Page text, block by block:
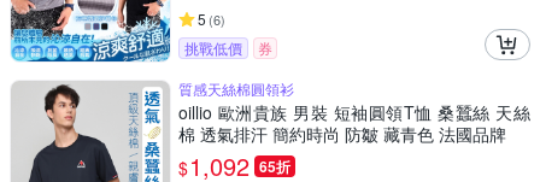
5 (6)
挑戰低價
券
質感天絲棉圓領衫
oillio 歐洲貴族 男裝 短袖圓領T恤 桑蠶絲 天絲
棉 透氣排汗 簡約時尚 防皺 藏青色 法國品牌
$1,092 65折